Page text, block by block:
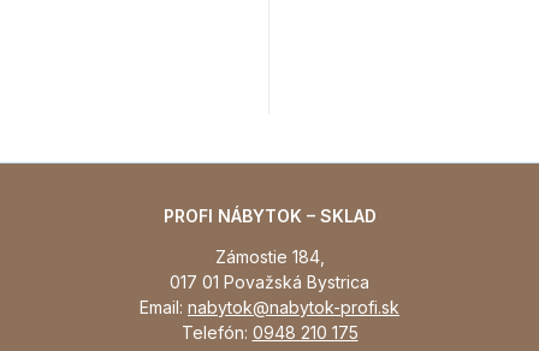
PROFI NÁBYTOK – SKLAD
Zámostie 184,
017 01 Považská Bystrica
Email: nabytok@nabytok-profi.sk
Telefón: 0948 210 175